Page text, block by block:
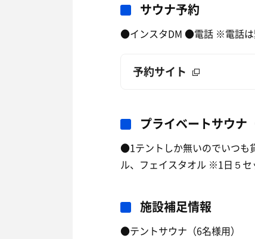
サウナ予約
●インスタDM ●電話 ※電話は
予約サイト
プライベートサウナ
●1テントしか無いのでいつも
ル、フェイスタオル ※1日５
施設補足情報
●テントサウナ（6名様用）